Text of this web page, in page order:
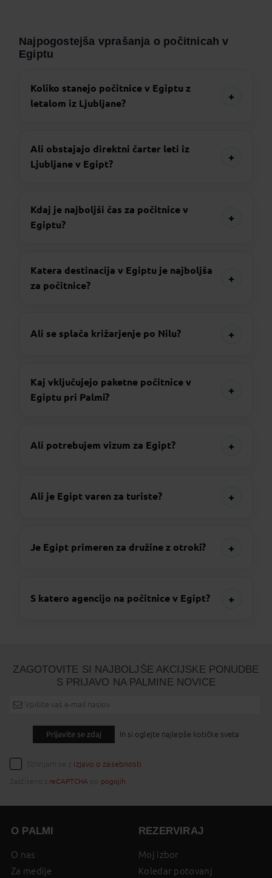
Najpogostejša vprašanja o počitnicah v
Egiptu
Koliko stanejo počitnice v Egiptu z
letalom iz Ljubljane?
+
Ali obstajajo direktni čarter leti iz
Ljubljane v Egipt?
+
Kdaj je najboljši čas za počitnice v
Egiptu?
+
Katera destinacija v Egiptu je najboljša
za počitnice?
+
Ali se splača križarjenje po Nilu? +
Kaj vključujejo paketne počitnice v
Egiptu pri Palmi?
+
Ali potrebujem vizum za Egipt? +
Ali je Egipt varen za turiste? +
Je Egipt primeren za družine z otroki? +
S katero agencijo na počitnice v Egipt? +
ZAGOTOVITE SI NAJBOLJŠE AKCIJSKE PONUDBE
S PRIJAVO NA PALMINE NOVICE
Prijavite se zdaj In si oglejte najlepše kotičke sveta
Strinjam se z izjavo o zasebnosti
Zaščiteno z reCAPTCHA pogojih
O PALMI
O nas
Za medije
REZERVIRAJ
Moj izbor
Koledar potovanj